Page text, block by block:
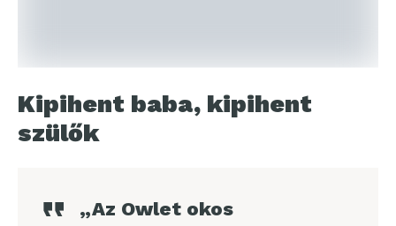
Kipihent baba, kipihent
szülők
„Az Owlet okos